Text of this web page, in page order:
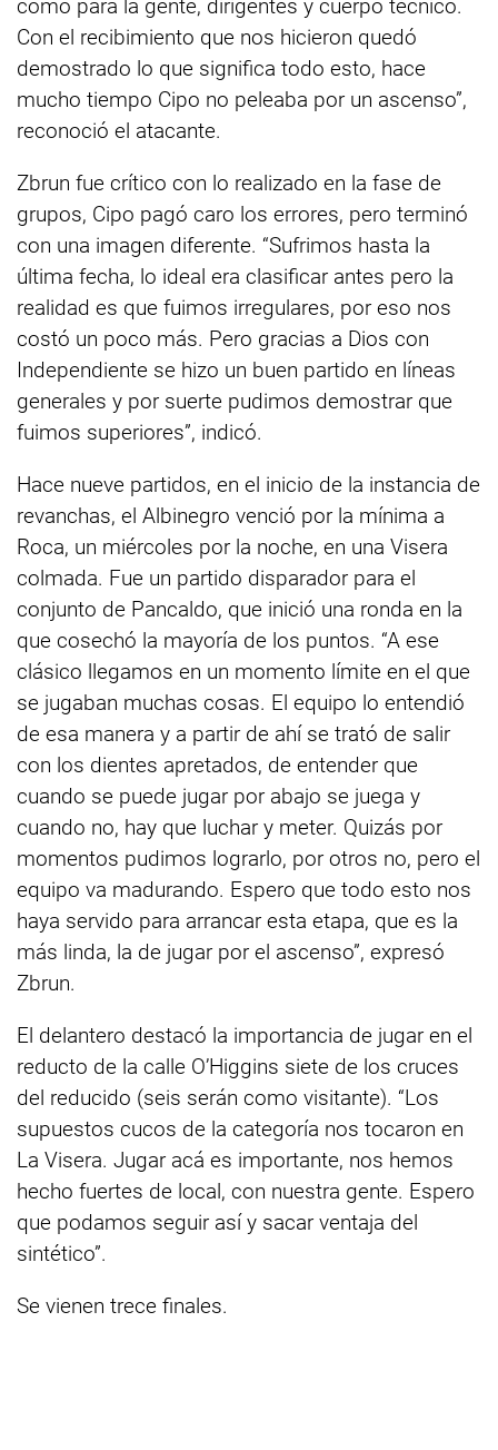
como para la gente, dirigentes y cuerpo técnico.
Con el recibimiento que nos hicieron quedó
demostrado lo que significa todo esto, hace
mucho tiempo Cipo no peleaba por un ascenso”,
reconoció el atacante.
Zbrun fue crítico con lo realizado en la fase de
grupos, Cipo pagó caro los errores, pero terminó
con una imagen diferente. “Sufrimos hasta la
última fecha, lo ideal era clasificar antes pero la
realidad es que fuimos irregulares, por eso nos
costó un poco más. Pero gracias a Dios con
Independiente se hizo un buen partido en líneas
generales y por suerte pudimos demostrar que
fuimos superiores”, indicó.
Hace nueve partidos, en el inicio de la instancia de
revanchas, el Albinegro venció por la mínima a
Roca, un miércoles por la noche, en una Visera
colmada. Fue un partido disparador para el
conjunto de Pancaldo, que inició una ronda en la
que cosechó la mayoría de los puntos. “A ese
clásico llegamos en un momento límite en el que
se jugaban muchas cosas. El equipo lo entendió
de esa manera y a partir de ahí se trató de salir
con los dientes apretados, de entender que
cuando se puede jugar por abajo se juega y
cuando no, hay que luchar y meter. Quizás por
momentos pudimos lograrlo, por otros no, pero el
equipo va madurando. Espero que todo esto nos
haya servido para arrancar esta etapa, que es la
más linda, la de jugar por el ascenso”, expresó
Zbrun.
El delantero destacó la importancia de jugar en el
reducto de la calle O’Higgins siete de los cruces
del reducido (seis serán como visitante). “Los
supuestos cucos de la categoría nos tocaron en
La Visera. Jugar acá es importante, nos hemos
hecho fuertes de local, con nuestra gente. Espero
que podamos seguir así y sacar ventaja del
sintético”.
Se vienen trece finales.